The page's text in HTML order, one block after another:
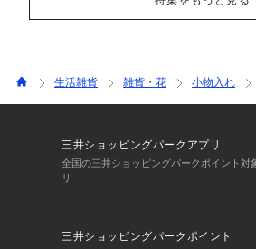
生活雑貨 雑貨・花 小物入れ
三井ショッピングパークアプリ
全国の三井ショッピングパークポイント対
リ
三井ショッピングパークポイント